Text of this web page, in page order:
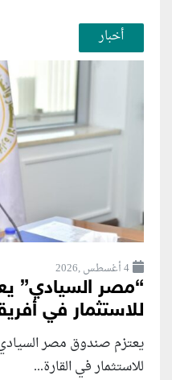
أخبار
4 أغسطس ,2026
“مصر السيادي”
للاستثمار في
يعتزم صندوق مصر
للاستثمار في القارة...